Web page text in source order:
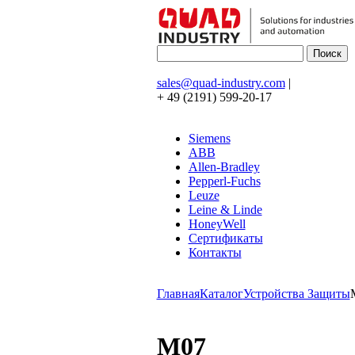
sales@quad-industry.com|
+ 49 (2191) 599-20-17
Siemens
ABB
Allen-Bradley
Pepperl-Fuchs
Leuze
Leine & Linde
HoneyWell
Сертификаты
Контакты
ГлавнаяКаталогУстройства Защиты
M07